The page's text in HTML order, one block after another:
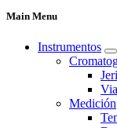
Main Menu
Instrumentos
Medición